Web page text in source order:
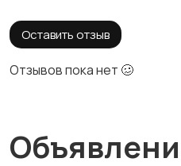
Оставить отзыв
Отзывов пока нет 🥴